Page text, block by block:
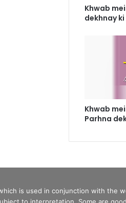
Khwab
dekhnay
Khwab
Parhna
is used in conjunction with the